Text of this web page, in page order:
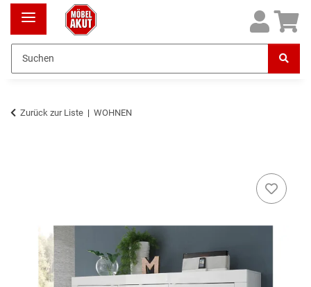
Zurück zur Liste WOHNEN